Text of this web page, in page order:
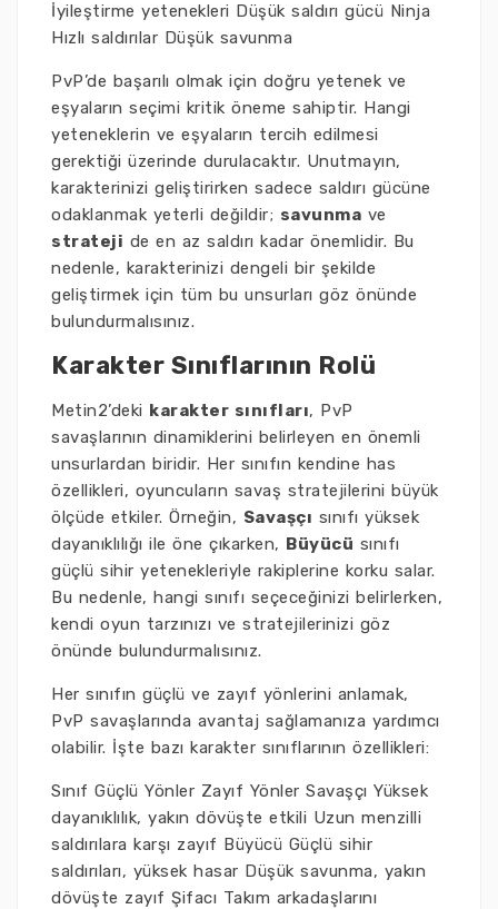
İyileştirme yetenekleri Düşük saldırı gücü Ninja
Hızlı saldırılar Düşük savunma
PvP’de başarılı olmak için doğru yetenek ve
eşyaların seçimi kritik öneme sahiptir. Hangi
yeteneklerin ve eşyaların tercih edilmesi
gerektiği üzerinde durulacaktır. Unutmayın,
karakterinizi geliştirirken sadece saldırı gücüne
odaklanmak yeterli değildir; savunma ve
strateji de en az saldırı kadar önemlidir. Bu
nedenle, karakterinizi dengeli bir şekilde
geliştirmek için tüm bu unsurları göz önünde
bulundurmalısınız.
Karakter Sınıflarının Rolü
Metin2’deki karakter sınıfları, PvP
savaşlarının dinamiklerini belirleyen en önemli
unsurlardan biridir. Her sınıfın kendine has
özellikleri, oyuncuların savaş stratejilerini büyük
ölçüde etkiler. Örneğin, Savaşçı sınıfı yüksek
dayanıklılığı ile öne çıkarken, Büyücü sınıfı
güçlü sihir yetenekleriyle rakiplerine korku salar.
Bu nedenle, hangi sınıfı seçeceğinizi belirlerken,
kendi oyun tarzınızı ve stratejilerinizi göz
önünde bulundurmalısınız.
Her sınıfın güçlü ve zayıf yönlerini anlamak,
PvP savaşlarında avantaj sağlamanıza yardımcı
olabilir. İşte bazı karakter sınıflarının özellikleri:
Sınıf Güçlü Yönler Zayıf Yönler Savaşçı Yüksek
dayanıklılık, yakın dövüşte etkili Uzun menzilli
saldırılara karşı zayıf Büyücü Güçlü sihir
saldırıları, yüksek hasar Düşük savunma, yakın
dövüşte zayıf Şifacı Takım arkadaşlarını